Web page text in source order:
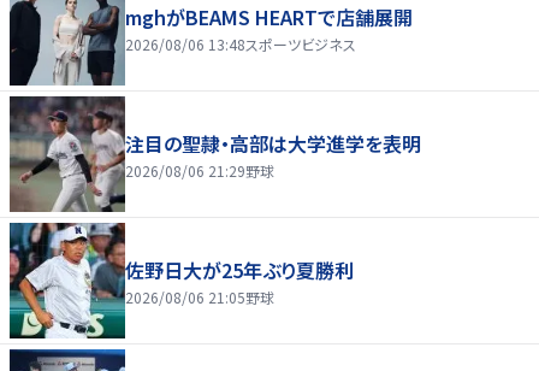
mghがBEAMS HEARTで店舗展開
2026/08/06 13:48スポーツビジネス
注目の聖隷・高部は大学進学を表明
2026/08/06 21:29野球
佐野日大が25年ぶり夏勝利
2026/08/06 21:05野球